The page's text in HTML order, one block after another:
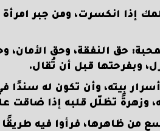
إذا انكسرت، ومن جبر امرأة
حق النفقة، وحق الأمان،
وبفرحتها قبل أن تُقال.
بيته، وأن تكون له سندًا
تظلّل قلبه إذا ضاقت
من ظاهرها، فرأوا فيه